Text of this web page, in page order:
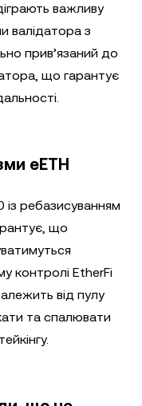
важливу
валідатора з
прив’язаний до
що гарантує
eETH
із ребазисуванням
що
контролі EtherFi
від пулу
та спалювати